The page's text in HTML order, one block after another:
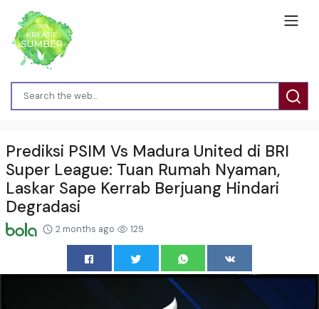
Prediksi PSIM Vs Madura United di BRI
Super League: Tuan Rumah Nyaman,
Laskar Sape Kerrab Berjuang Hindari
Degradasi
2 months ago 129